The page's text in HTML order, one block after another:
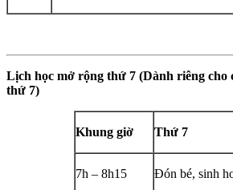
Lịch học mở rộng thứ 7 (Dành riêng cho
thứ 7)
Khung giờ Thứ 7
7h – 8h15 Đón bé, sinh